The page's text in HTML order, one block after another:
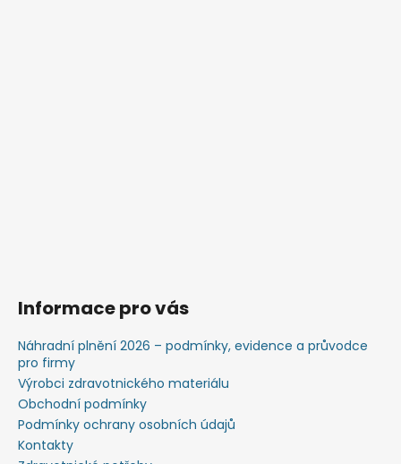
Informace pro vás
Náhradní plnění 2026 – podmínky, evidence a průvodce
pro firmy
Výrobci zdravotnického materiálu
Obchodní podmínky
Podmínky ochrany osobních údajů
Kontakty